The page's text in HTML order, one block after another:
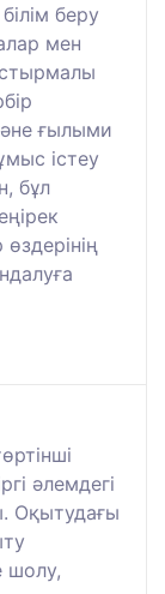
беру
мен
ғылыми
істеу
бұл
әлемдегі
Оқытудағы
шолу,